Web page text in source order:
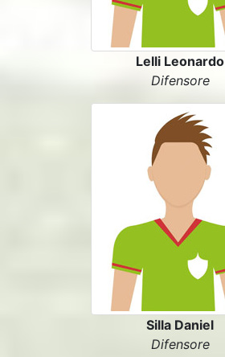
Lelli Leonardo
Difensore
Silla Daniel
Difensore